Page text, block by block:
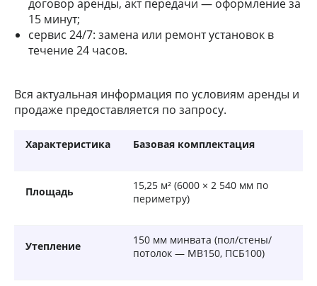
договор аренды, акт передачи — оформление за
15 минут;
сервис 24/7: замена или ремонт установок в
течение 24 часов.
Вся актуальная информация по условиям аренды и
продаже предоставляется по запросу.
Характеристика Базовая комплектация
Площадь
15,25 м² (6000 × 2 540 мм по
периметру)
Утепление
150 мм минвата (пол/стены/
потолок — МВ150, ПСБ100)